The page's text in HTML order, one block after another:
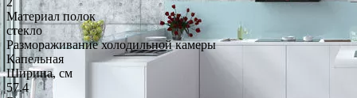
Материал полок
стекло
Размораживание холодильной камеры
Капельная
Ширина, см
57.4